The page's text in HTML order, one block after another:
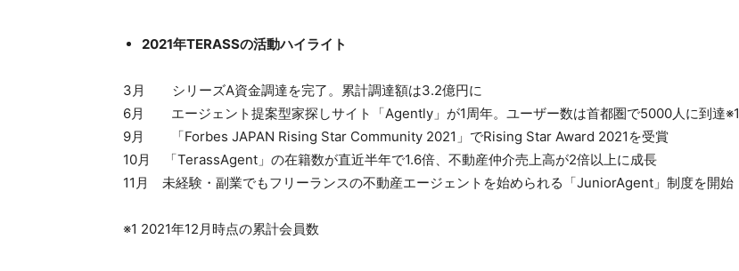
2021年TERASSの活動ハイライト
3月 シリーズA資金調達を完了。累計調達額は3.2億円に
6月 エージェント提案型家探しサイト「Agently」が1周年。ユーザー数は首都圏で5000人に到達※1
9月 「Forbes JAPAN Rising Star Community 2021」でRising Star Award 2021を受賞
10月 「TerassAgent」の在籍数が直近半年で1.6倍、不動産仲介売上高が2倍以上に成長
11月 未経験・副業でもフリーランスの不動産エージェントを始められる「JuniorAgent」制度を開始
※1 2021年12月時点の累計会員数